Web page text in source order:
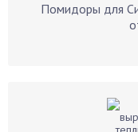
Помидоры для